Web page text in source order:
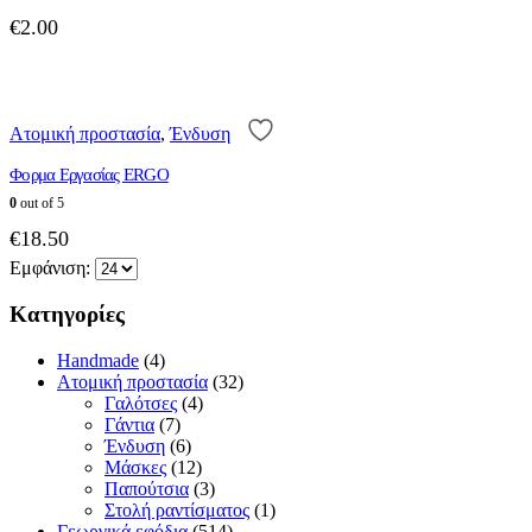
€2.00
προϊόν
πολλαπλές
παραλλαγές.
επιλογές
μπορούν
να
επιλεγούν
στη
προϊόντος
Ατομική προστασία,Ένδυση
Φορμα Εργασίας ERGO
0 out of 5
€18.50
Εμφάνιση:
Κατηγορίες
Handmade (4)
Ατομική προστασία (32)
Γαλότσες (4)
Γάντια (7)
Ένδυση (6)
Μάσκες (12)
Παπούτσια (3)
Στολή ραντίσματος (1)